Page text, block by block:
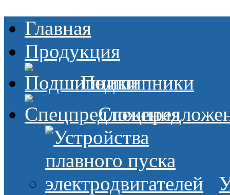
Главная
Продукция
Подшипники